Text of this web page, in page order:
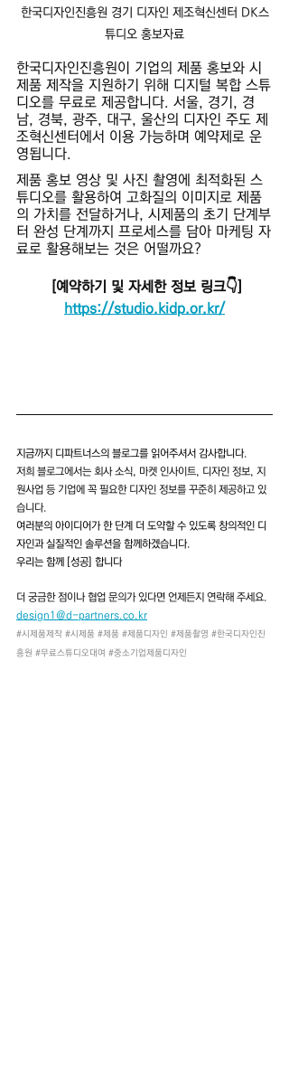
한국디자인진흥원 경기 디자인 제조혁신센터 DK스
튜디오 홍보자료
한국디자인진흥원이 기업의 제품 홍보와 시
제품 제작을 지원하기 위해 디지털 복합 스튜
디오를 무료로 제공합니다. 서울, 경기, 경
남, 경북, 광주, 대구, 울산의 디자인 주도 제
조혁신센터에서 이용 가능하며 예약제로 운
영됩니다.
제품 홍보 영상 및 사진 촬영에 최적화된 스
튜디오를 활용하여 고화질의 이미지로 제품
의 가치를 전달하거나, 시제품의 초기 단계부
터 완성 단계까지 프로세스를 담아 마케팅 자
료로 활용해보는 것은 어떨까요?
[예약하기 및 자세한 정보 링크👇]
https://studio.kidp.or.kr/
지금까지 디파트너스의 블로그를 읽어주셔서 감사합니다.
저희 블로그에서는 회사 소식, 마켓 인사이트, 디자인 정보, 지
원사업 등 기업에 꼭 필요한 디자인 정보를 꾸준히 제공하고 있
습니다.
여러분의 아이디어가 한 단계 더 도약할 수 있도록 창의적인 디
자인과 실질적인 솔루션을 함께하겠습니다.
우리는 함께 [성공] 합니다
더 궁금한 점이나 협업 문의가 있다면 언제든지 연락해 주세요.
design1@d-partners.co.kr
#시제품제작 #시제품 #제품 #제품디자인 #제품촬영 #한국디자인진
흥원 #무료스튜디오대여 #중소기업제품디자인